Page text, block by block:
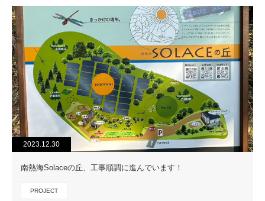
2023.12.30
南熱海Solaceの丘、工事順調に進んでいます！
PROJECT